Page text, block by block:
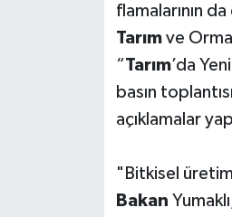
flamalarının
Tarımve
“Tarım’da
basın
açıklamalar
"Bitkisel
Bakan